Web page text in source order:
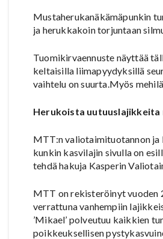
Mustaherukanäkämäpunkin
ja herukkakoin torjuntaan
Tuomikirvaennuste näyttää
keltaisilla liimapyydyksillä
vaihtelu on suurta.Myös
Herukoista
MTT:n valiotaimituotannon ja
kunkin kasvilajin sivulla on
tehdä hakuja Kasperin
MTT on rekisteröinyt vuoden
verrattuna vanhempiin
’Mikael’ polveutuu kaikkien
poikkeuksellisen